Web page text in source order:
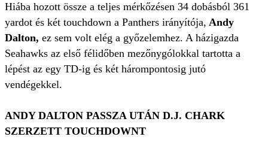
Hiába hozott össze a teljes mérkőzésen 34 dobásból 361
yardot és két touchdown a Panthers irányítója, Andy
Dalton, ez sem volt elég a győzelemhez. A házigazda
Seahawks az első félidőben mezőnygólokkal tartotta a
lépést az egy TD-ig és két hárompontosig jutó
vendégekkel.
ANDY DALTON PASSZA UTÁN D.J. CHARK
SZERZETT TOUCHDOWNT